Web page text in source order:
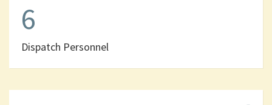
6
Dispatch Personnel